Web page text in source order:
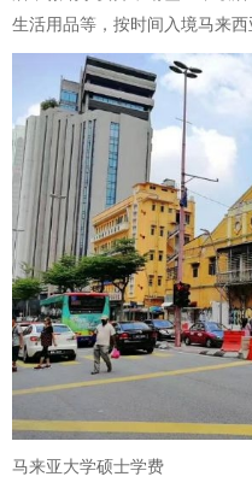
生活用品等，按时间入境马来西
马来亚大学硕士学费